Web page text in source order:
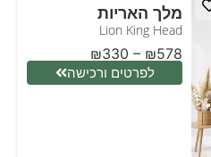
מלך האריות
Lion King Head
₪330 – ₪578
לפרטים ורכישה